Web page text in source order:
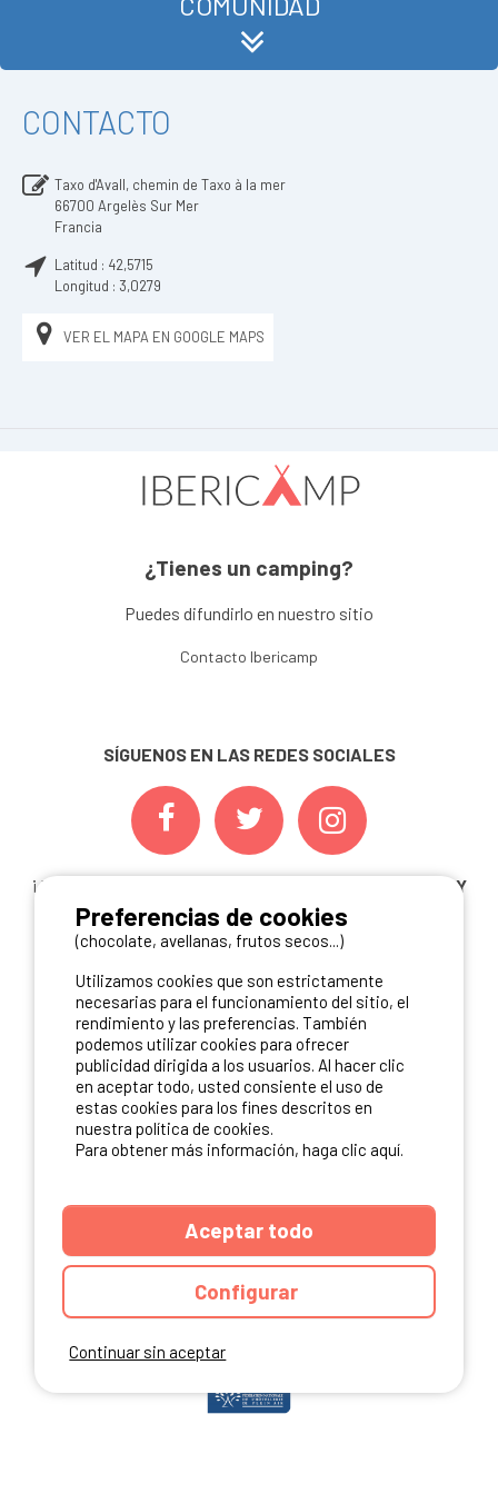
CONTACTO
Taxo d'Avall, chemin de Taxo à la mer
66700 Argelès Sur Mer
Francia
Latitud : 42,5715
Longitud : 3,0279
VER EL MAPA EN GOOGLE MAPS
¿Tienes un camping?
Puedes difundirlo en nuestro sitio
Contacto Ibericamp
SÍGUENOS EN LAS REDES SOCIALES
¡ Y NO TE PIERDAS NUESTRAS
OFERTAS, CONCURSOS Y
NOVEDADESINSCRIBIÉNDOTE A NUESTRA
NEWSLETTER!
ME INSCRIBO
NUESTROS PARTNERS
Continuar sin aceptar
Preferencias de cookies
(chocolate, avellanas, frutos secos...)
Utilizamos cookies que son estrictamente
necesarias para el funcionamiento del sitio, el
rendimiento y las preferencias. También
podemos utilizar cookies para ofrecer
publicidad dirigida a los usuarios. Al hacer clic
en aceptar todo, usted consiente el uso de
estas cookies para los fines descritos en
nuestra política de cookies.
Para obtener más información, haga clic aquí.
Aceptar todo
Configurar